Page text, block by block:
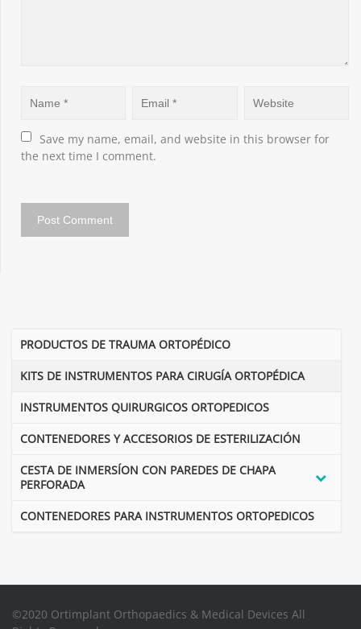
Save my name, email, and website in this browser for
the next time I comment.
PRODUCTOS DE TRAUMA ORTOPÉDICO
KITS DE INSTRUMENTOS PARA CIRUGÍA ORTOPÉDICA
INSTRUMENTOS QUIRURGICOS ORTOPEDICOS
CONTENEDORES Y ACCESORIOS DE ESTERILIZACIÓN
CESTA DE INMERSÍON CON PAREDES DE CHAPA
PERFORADA
CONTENEDORES PARA INSTRUMENTOS ORTOPEDICOS
©2020 Ortimplant Orthopaedics & Medical Devices All